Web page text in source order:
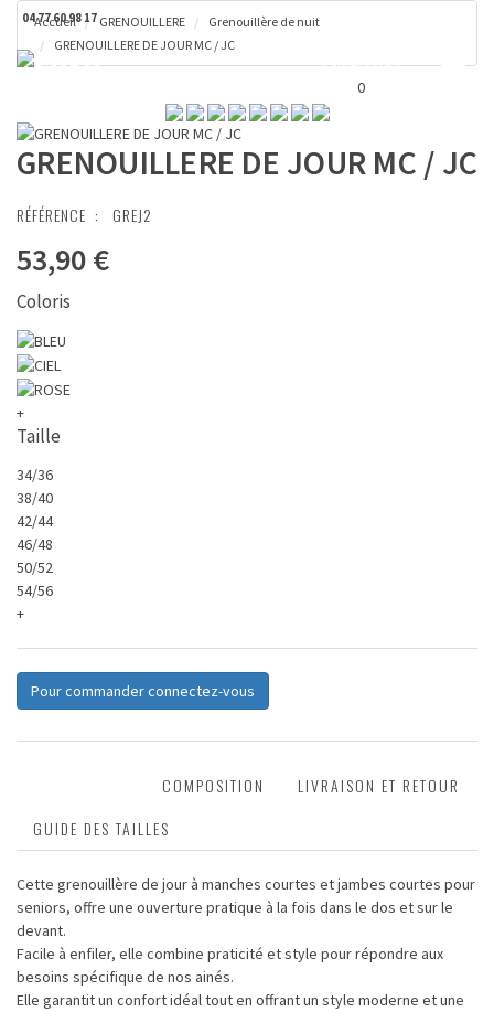
04 77 60 98 17
Panier ( 0 € )
0
Accueil GRENOUILLERE
Grenouillère de nuit
GRENOUILLERE DE JOUR MC / JC
GRENOUILLERE DE JOUR MC / JC
RÉFÉRENCE : GREJ2
53,90 €
Coloris
+
Taille
34/36
38/40
42/44
46/48
50/52
54/56
+
Pour commander connectez-vous
COMPOSITION
LIVRAISON ET RETOUR
GUIDE DES TAILLES
Cette grenouillère de jour à manches courtes et jambes courtes pour
seniors, offre une ouverture pratique à la fois dans le dos et sur le
devant.
Facile à enfiler, elle combine praticité et style pour répondre aux
besoins spécifique de nos ainés.
Elle garantit un confort idéal tout en offrant un style moderne et une